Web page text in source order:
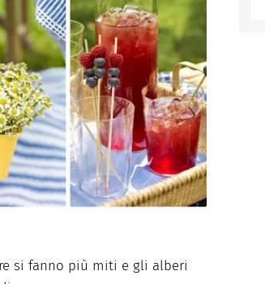
si fanno più miti e gli alberi